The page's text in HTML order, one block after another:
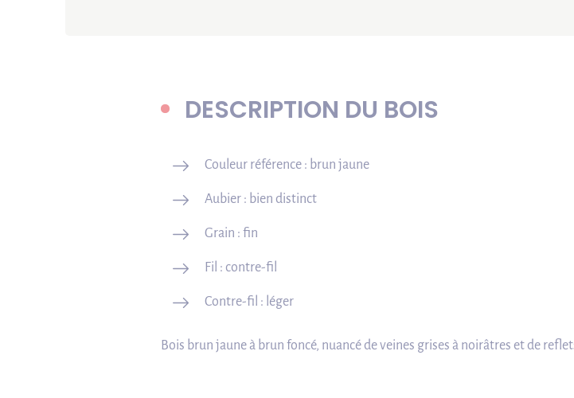
DESCRIPTION DU BOIS
Couleur référence : brun jaune
Aubier : bien distinct
Grain : fin
Fil : contre-fil
Contre-fil : léger
Bois brun jaune à brun foncé, nuancé de veines grises à noirâtres et de